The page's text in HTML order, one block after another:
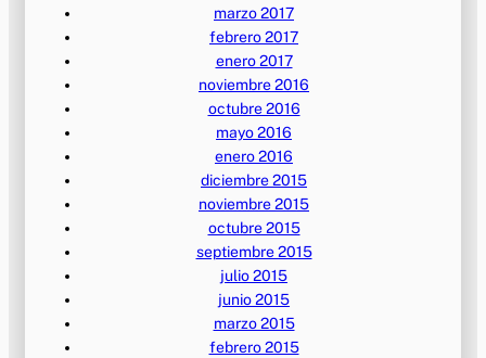
marzo 2017
febrero 2017
enero 2017
noviembre 2016
octubre 2016
mayo 2016
enero 2016
diciembre 2015
noviembre 2015
octubre 2015
septiembre 2015
julio 2015
junio 2015
marzo 2015
febrero 2015